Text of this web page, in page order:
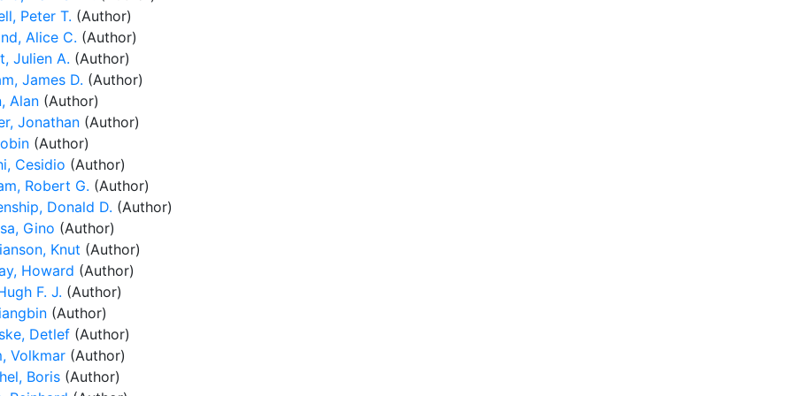
Peter T. (Author)
Alice C. (Author)
Julien A. (Author)
James D. (Author)
Alan (Author)
Jonathan (Author)
(Author)
Cesidio (Author)
Robert G. (Author)
Donald D. (Author)
Gino (Author)
Knut (Author)
Howard (Author)
F. J. (Author)
(Author)
Detlef (Author)
Volkmar (Author)
Boris (Author)